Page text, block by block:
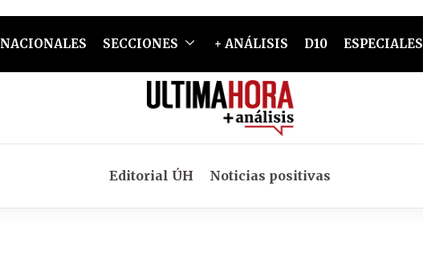
NACIONALES SECCIONES + ANÁLISIS D10 ESPECIALES
Editorial ÚH Noticias positivas